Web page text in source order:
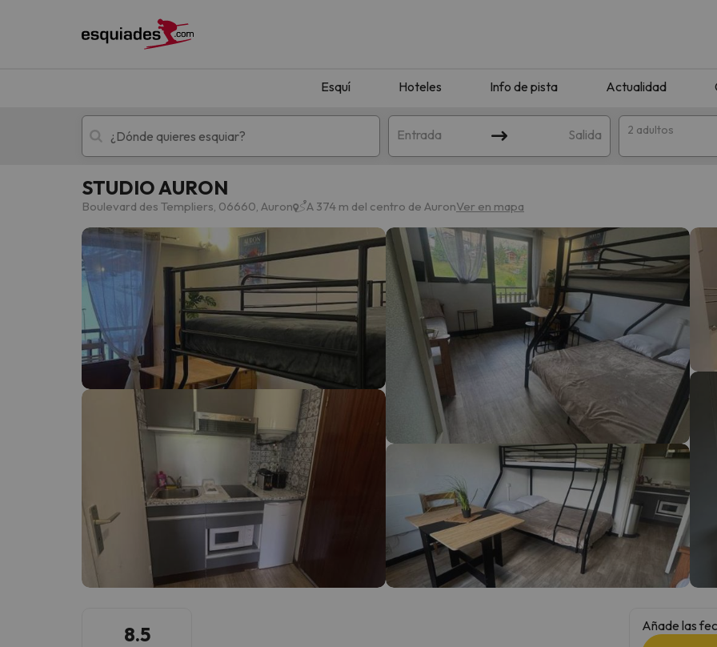
Esquí Hoteles Info de pista Actualidad
Entrada Salida 2 adultos
Esquí Escapadas
¡Vaya! No hemos encontrado ningún resultado que coincida con tu búsqueda. Prueba a modificar el destino.
¡Vaya! Parece que nuestro buscador ha perdido el norte. En cuanto encuentre su brújula vuelve.
STUDIO AURON
Boulevard des Templiers, 06660, Auron A 374 m del centro de AuronVer en mapa
8.5
Añade las